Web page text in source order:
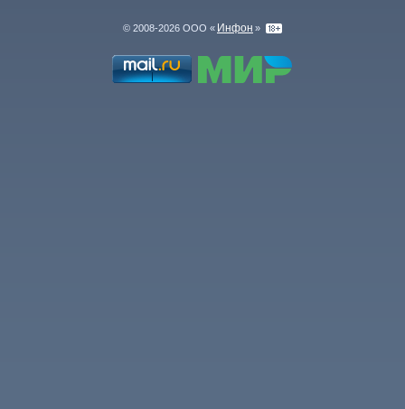
© 2008-2026 ООО « Инфон »